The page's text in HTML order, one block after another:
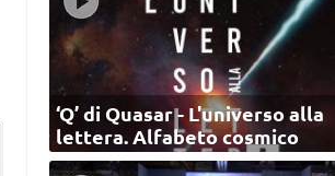
‘Q’ di Quasar - L'universo alla
lettera. Alfabeto cosmico